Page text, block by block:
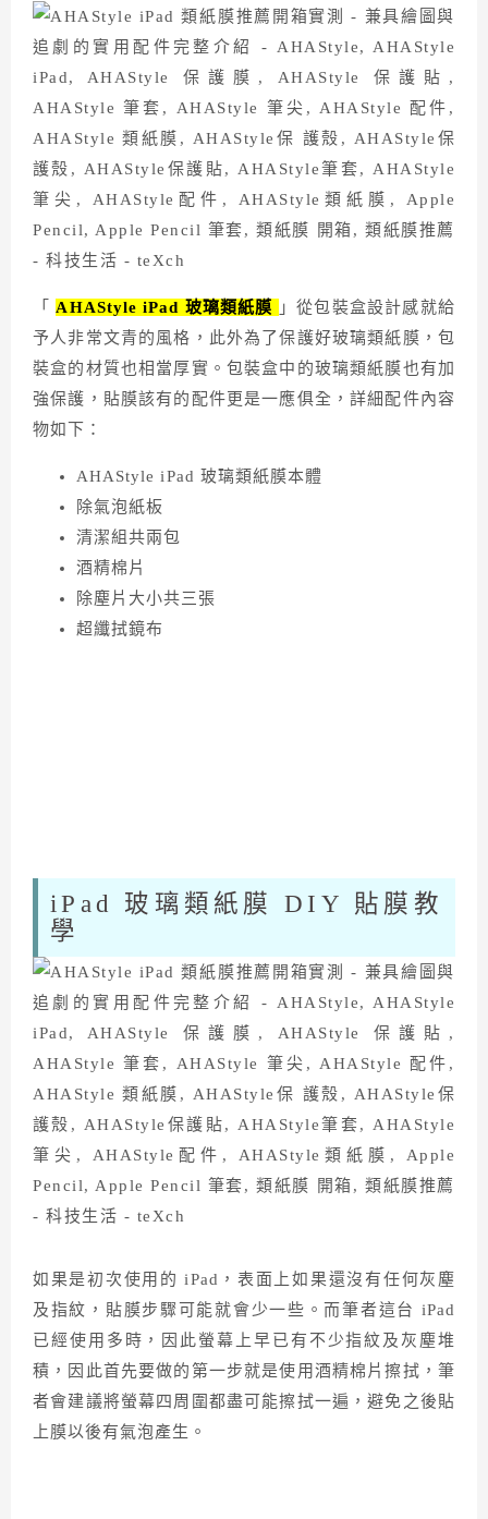
「 AHAStyle iPad 玻璃類紙膜
」從包裝盒設計感就給
予人非常文青的風格，此外為了保護好玻璃類紙膜，包
裝盒的材質也相當厚實。包裝盒中的玻璃類紙膜也有加
強保護，貼膜該有的配件更是一應俱全，詳細配件內容
物如下：
AHAStyle iPad 玻璃類紙膜本體
除氣泡紙板
清潔組共兩包
酒精棉片
除塵片大小共三張
超纖拭鏡布
iPad 玻璃類紙膜 DIY 貼膜教
學
如果是初次使用的 iPad，表面上如果還沒有任何灰塵
及指紋，貼膜步驟可能就會少一些。而筆者這台 iPad
已經使用多時，因此螢幕上早已有不少指紋及灰塵堆
積，因此首先要做的第一步就是使用酒精棉片擦拭，筆
者會建議將螢幕四周圍都盡可能擦拭一遍，避免之後貼
上膜以後有氣泡產生。